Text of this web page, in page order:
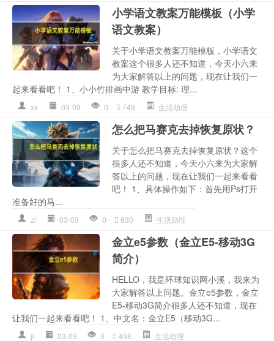
小学语文教案万能模板（小学
语文教案）
关于小学语文教案万能模板，小学语文
教案这个很多人还不知道，今天小六来
为大家解答以上的问题，现在让我们一
起来看看吧！ 1、小小竹排画中游 教学目标: 理...
xx 03-09 0 749 生活助理
怎么把马赛克去掉恢复原状？
关于怎么把马赛克去掉恢复原状？这个
很多人还不知道，今天小六来为大家解
答以上的问题，现在让我们一起来看看
吧！ 1、具体操作如下：首先用Ps打开
准备好的马...
zl 03-09 0 630 生活助理
金立e5参数（金立E5-移动3G
简介）
HELLO，我是环球知识网小溪，我来为
大家解答以上问题。金立e5参数，金立
E5-移动3G简介很多人还不知道，现在
让我们一起来看看吧！ 1、中文名：金立E5（移动3G...
jl 03-09 0 498 生活助理